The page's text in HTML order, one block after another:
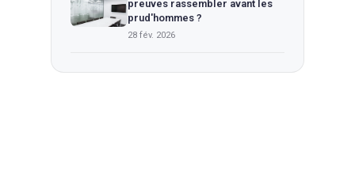
preuves rassembler avant les
prud'hommes ?
28 fév. 2026